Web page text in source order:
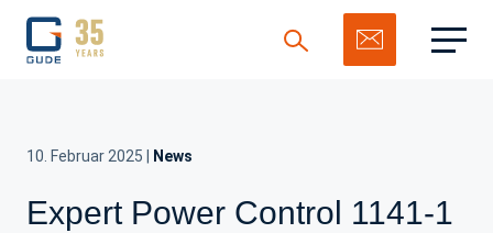
Suchen
10. Februar 2025 News
Expert Power Control 1141-1